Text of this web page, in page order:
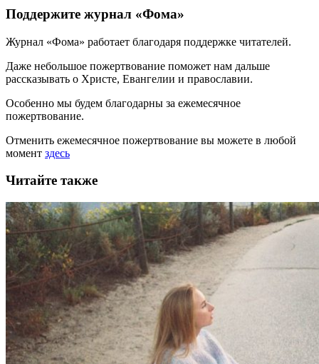
Поддержите журнал «Фома»
Журнал «Фома» работает благодаря поддержке читателей.
Даже небольшое пожертвование поможет нам дальше
рассказывать о Христе, Евангелии и православии.
Особенно мы будем благодарны за ежемесячное
пожертвование.
Отменить ежемесячное пожертвование вы можете в любой
момент здесь
Читайте также